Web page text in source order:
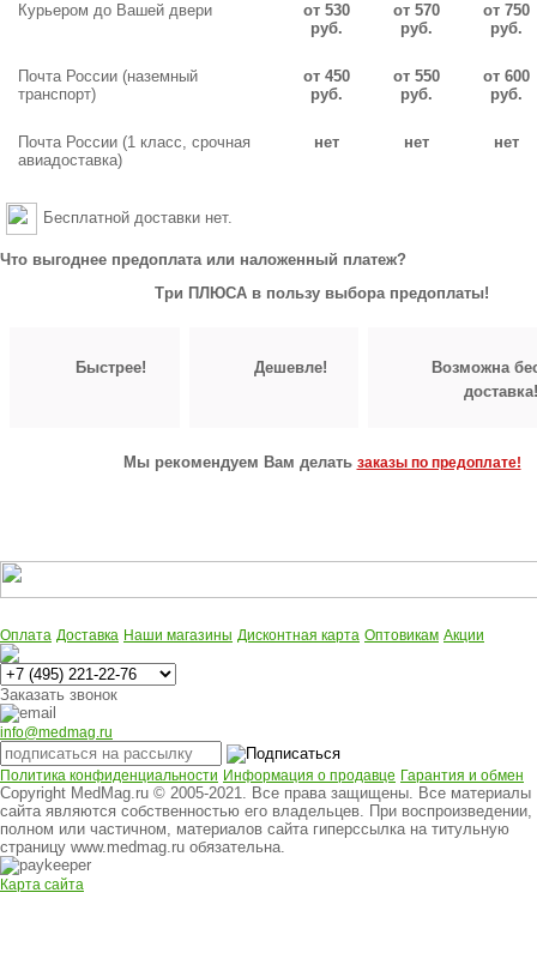
Курьером до Вашей двери
от 530
руб.
от 570
руб.
от 750
руб.
Почта России (наземный
транспорт)
от 450
руб.
от 550
руб.
от 600
руб.
Почта России (1 класс, срочная
авиадоставка)
нет нет нет
Бесплатной доставки нет.
Что выгоднее предоплата или наложенный платеж?
Три ПЛЮСА в пользу выбора предоплаты!
Быстрее! Дешевле!
Возможна
доставка!
Мы рекомендуем Вам делать заказы по предоплате!
Оплата Доставка Наши магазины Дисконтная карта Оптовикам Акции
Заказать звонок
info@medmag.ru
Политика конфиденциальности Информация о продавце Гарантия и обмен
Copyright MedMag.ru © 2005-2021. Все права защищены. Все материалы
сайта являются собственностью его владельцев. При воспроизведении,
полном или частичном, материалов сайта гиперссылка на титульную
страницу www.medmag.ru обязательна.
Карта сайта